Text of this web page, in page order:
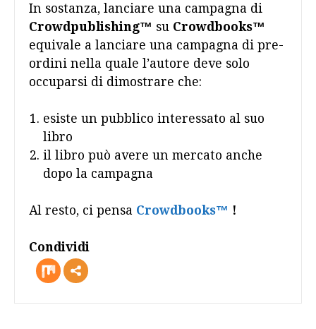
In sostanza, lanciare una campagna di
Crowdpublishing™ su Crowdbooks™
equivale a lanciare una campagna di pre-
ordini nella quale l’autore deve solo
occuparsi di dimostrare che:
esiste un pubblico interessato al suo
libro
il libro può avere un mercato anche
dopo la campagna
Al resto, ci pensa Crowdbooks™ !
Condividi